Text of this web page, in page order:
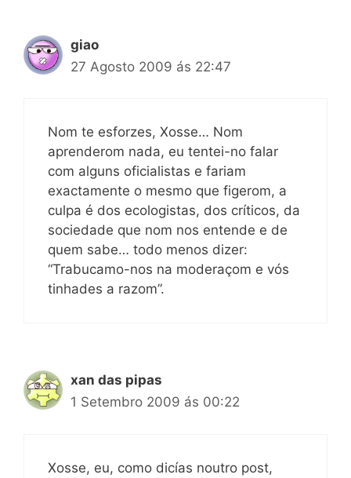
giao
27 Agosto 2009 ás 22:47
Nom te esforzes, Xosse… Nom
aprenderom nada, eu tentei-no falar
com alguns oficialistas e fariam
exactamente o mesmo que figerom, a
culpa é dos ecologistas, dos críticos, da
sociedade que nom nos entende e de
quem sabe… todo menos dizer:
“Trabucamo-nos na moderaçom e vós
tinhades a razom”.
xan das pipas
1 Setembro 2009 ás 00:22
Xosse, eu, como dicías noutro post,